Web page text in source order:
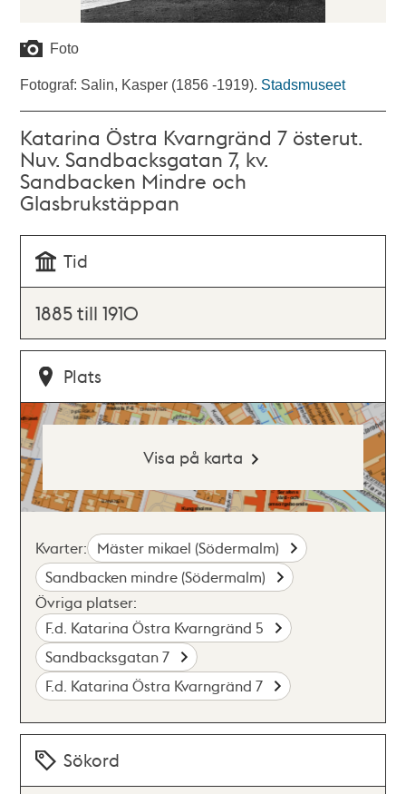
Foto
Fotograf: Salin, Kasper (1856 -1919). Stadsmuseet
Katarina Östra Kvarngränd 7 österut.
Nuv. Sandbacksgatan 7, kv.
Sandbacken Mindre och
Glasbrukstäppan
Tid
1885 till 1910
Plats
Visa på karta
Kvarter: Mäster mikael (Södermalm)
Sandbacken mindre (Södermalm)
Övriga platser:
F.d. Katarina Östra Kvarngränd 5
Sandbacksgatan 7
F.d. Katarina Östra Kvarngränd 7
Sökord